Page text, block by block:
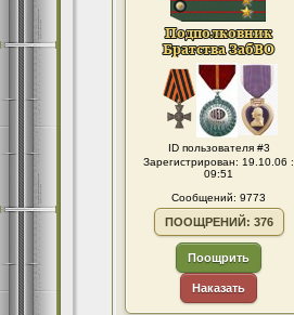
ID пользователя #3
Зарегистрирован: 19.10.06 :
09:51
Сообщений: 9773
ПООЩРЕНИЙ: 376
Поощрить
Наказать